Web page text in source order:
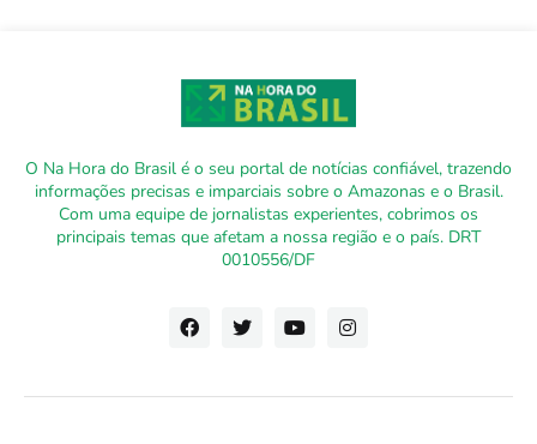
O Na Hora do Brasil é o seu portal de notícias confiável, trazendo
informações precisas e imparciais sobre o Amazonas e o Brasil.
Com uma equipe de jornalistas experientes, cobrimos os
principais temas que afetam a nossa região e o país. DRT
0010556/DF